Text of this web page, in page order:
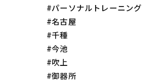
#パーソナルトレーニング
#名古屋
#千種
#今池
#吹上
#御器所